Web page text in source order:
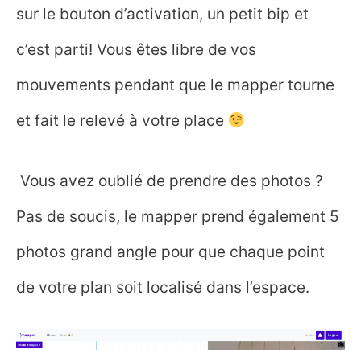
sur le bouton d’activation, un petit bip et
c’est parti! Vous êtes libre de vos
mouvements pendant que le mapper tourne
et fait le relevé à votre place
Vous avez oublié de prendre des photos ?
Pas de soucis, le mapper prend également 5
photos grand angle pour que chaque point
de votre plan soit localisé dans l’espace.